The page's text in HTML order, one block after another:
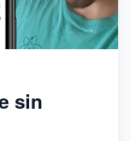
sin